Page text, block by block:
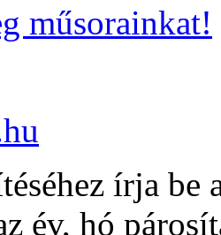
műsorainkat!
írja
év, hó